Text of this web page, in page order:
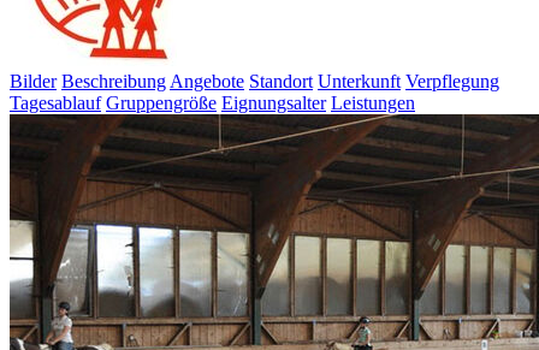
Bilder BeschreibungAngebote Standort Unterkunft Verpflegung
Tagesablauf Gruppengröße Eignungsalter Leistungen